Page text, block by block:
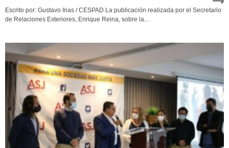
Escrito por: Gustavo Irias / CESPAD La publicación realizada por el Secretario
de Relaciones Exteriores, Enrique Reina, sobre la...